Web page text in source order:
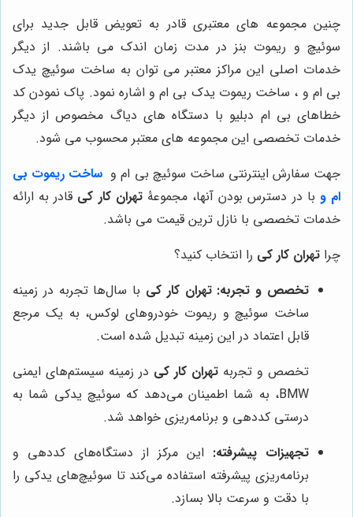
چنین مجموعه های معتبری قادر به تعویض قابل جدید برای
سوئیچ و ریموت بنز در مدت زمان اندک می باشند. از دیگر
خدمات اصلی این مراکز معتبر می توان به ساخت سوئیچ یدک
بی ام و ، ساخت ریموت یدک بی ام و اشاره نمود. پاک نمودن کد
خطاهای بی ام دبلیو با دستگاه های دیاگ مخصوص از دیگر
خدمات تخصصی این مجموعه های معتبر محسوب می شود.
جهت سفارش اینترنتی ساخت سوئیچ بی ام و ساخت ریموت بی
ام و با در دسترس بودن آنها، مجموعۀتهران کار کی قادر به ارائه
خدمات تخصصی با نازل ترین قیمت می باشد.
چرا تهران کار کی را انتخاب کنید؟
تخصص و تجربه: تهران کار کی با سال‌ها تجربه در زمینه
ساخت سوئیچ و ریموت خودروهای لوکس، به یک مرجع
قابل اعتماد در این زمینه تبدیل شده است.
تخصص و تجربه تهران کار کی در زمینه سیستم‌های ایمنی
BMW، به شما اطمینان می‌دهد که سوئیچ یدکی شما به
درستی کددهی و برنامه‌ریزی خواهد شد.
تجهیزات پیشرفته: این مرکز از دستگاه‌های کددهی و
برنامه‌ریزی پیشرفته استفاده می‌کند تا سوئیچ‌های یدکی را
با دقت و سرعت بالا بسازد.